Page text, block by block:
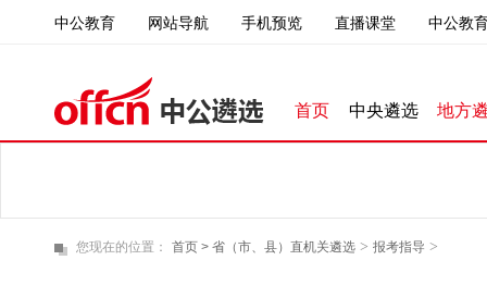
中公教育 网站导航 手机预览 直播课堂 中公教
首页 中央遴选 地方
您现在的位置： 首页 > 省（市、县）直机关遴选 > 报考指导 >